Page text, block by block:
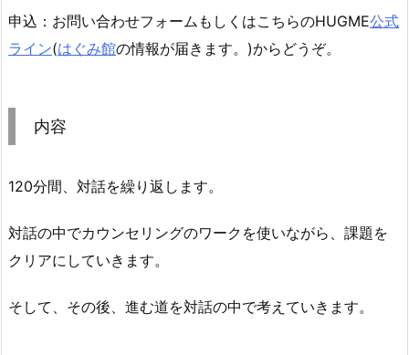
申込：お問い合わせフォームもしくはこちらのHUGME公式
ライン(はぐみ館の情報が届きます。)からどうぞ。
内容
120分間、対話を繰り返します。
対話の中でカウンセリングのワークを使いながら、課題を
クリアにしていきます。
そして、その後、進む道を対話の中で考えていきます。